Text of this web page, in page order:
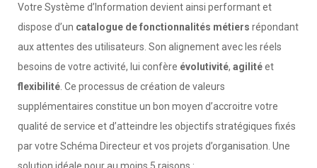
Votre Système d’Information devient ainsi performant et
dispose d’un catalogue de fonctionnalités métiers répondant
aux attentes des utilisateurs. Son alignement avec les réels
besoins de votre activité, lui confère évolutivité, agilitéet
flexibilité . Ce processus de création de valeurs
supplémentaires constitue un bon moyen d’accroitre votre
qualité de service et d’atteindre les objectifs stratégiques fixés
par votre Schéma Directeur et vos projets d’organisation. Une